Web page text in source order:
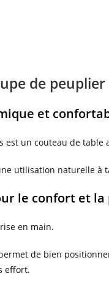
de peuplier
et
est un couteau de
utilisation naturelle à
le confort et la
en main.
de bien
effort.